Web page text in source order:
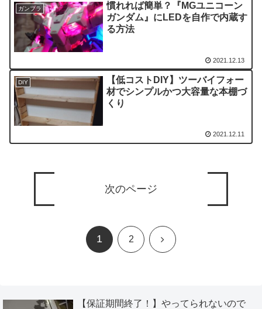
ガンプラ
慣れれば簡単？『MGユニコーン
ガンダム』にLEDを自作で内蔵す
る方法
2021.12.13
DIY
【低コストDIY】ツーバイフォー
材でシンプルかつ大容量な本棚づ
くり
2021.12.11
次のページ
1 2 次
【保証期間終了！】やってられないので